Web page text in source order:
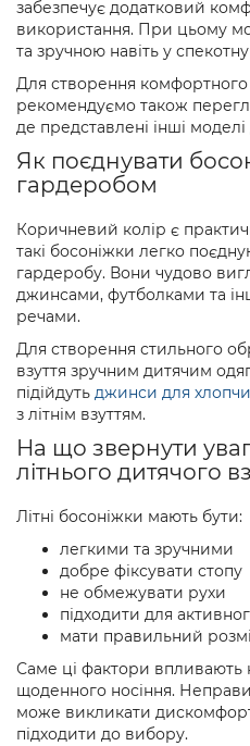
забезпечує додатковий
використання. При цьому
та зручною навіть у
Для створення комфортного
рекомендуємо також
де представлені інші
Як поєднувати
гардеробом
Коричневий колір є
такі босоніжки легко
гардеробу. Вони чудово
джинсами, футболками та
речами.
Для створення стильного
взуття зручним дитячим
підійдуть джинси для
з літнім взуттям.
На що звернути
літнього дитячого
Літні босоніжки мають бути:
легкими та зручними
добре фіксувати стопу
не обмежувати рухи
підходити для
мати правильний
Саме ці фактори впливають
щоденного носіння.
може викликати
підходити до вибору.